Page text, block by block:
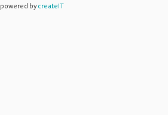
powered bycreateIT